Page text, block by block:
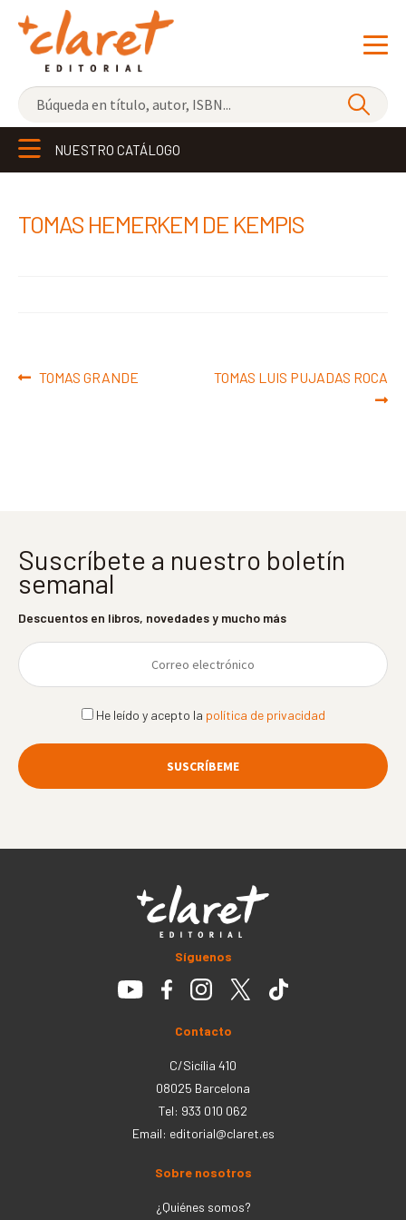
NOVEDADES
LOS MÁS VENDIDOS
NUESTRO CATÁLOGO
TOMAS HEMERKEM DE KEMPIS
Navegación
Anterior:
TOMAS GRANDE Siguiente:
TOMAS LUIS PUJADAS ROCA
Suscríbete a nuestro boletín
semanal
Descuentos en libros, novedades y mucho más
He leído y acepto la política de privacidad
Síguenos
Contacto
C/Sicília 410
08025 Barcelona
Tel: 933 010 062
Email: editorial@claret.es
Sobre nosotros
¿Quiénes somos?